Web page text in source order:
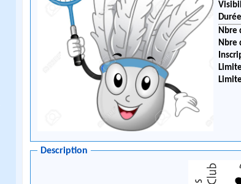
Nbre
Nbre
Description